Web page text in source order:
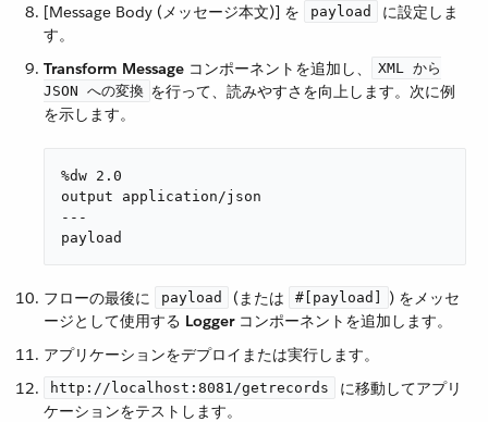
[Message Body (メッセージ本文)] を ​ payload
​ に設定しま
す。
Transform Message ​ コンポーネントを追加し、​
XML から
JSON への変換 ​を行って、読みやすさを向上します。次に例
を示します。
%dw 2.0
output application/json
---
payload
フローの最後に ​ payload ​ (または ​ #[payload]
​) をメッセ
ージとして使用する ​ Logger​ コンポーネントを追加します。
アプリケーションをデプロイまたは実行します。
http://localhost:8081/getrecords
​ に移動してアプリ
ケーションをテストします。